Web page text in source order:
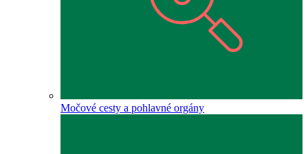
Močové cesty a pohlavné orgány